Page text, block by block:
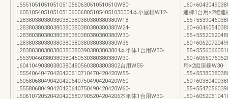
L55510510510510510560630510510510W80-
L6051054051051051060068051054051030004本小屋根W12-
L28380380380380380380380380380380W18-
L28380380380380380380380380380380W24-
L28380380380380380380380380380380W30-
L28380380380380380380380380380380W36-
L283803803803803803803903803803804本単体1台用W30-
L55390460380380380450530380380380W30-
L604104903803803804805603803803802台用W55-
L55540640470420420610710470420420W55-
L60580680490420420640750490420420W60-
L55580680490420420640750490420420W60-
L606107205204204206807905204204206本単体1台用W30-
連棟1台用×2縦連
用×2縦連棟W30-